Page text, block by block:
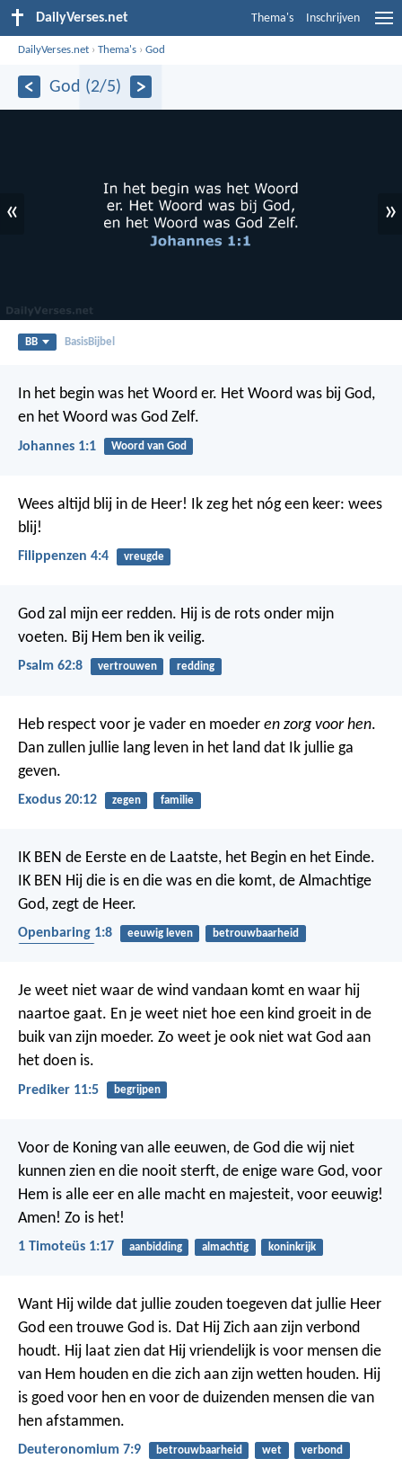
DailyVerses.net Thema's Inschrijven
DailyVerses.net ›Thema's ›God
God (2/5)
« »
BB BasisBijbel
In het begin was het Woord er. Het Woord was bij God,
en het Woord was God Zelf.
Johannes 1:1 Woord van God
Wees altijd blij in de Heer! Ik zeg het nóg een keer: wees
blij!
Filippenzen 4:4 vreugde
God zal mijn eer redden. Hij is de rots onder mijn
voeten. Bij Hem ben ik veilig.
Psalm 62:8 vertrouwen redding
Heb respect voor je vader en moeder en zorg voor hen.
Dan zullen jullie lang leven in het land dat Ik jullie ga
geven.
Exodus 20:12 zegen familie
IK BEN de Eerste en de Laatste, het Begin en het Einde.
IK BEN Hij die is en die was en die komt, de Almachtige
God, zegt de Heer.
Openbaring 1:8 eeuwig leven
betrouwbaarheid
Je weet niet waar de wind vandaan komt en waar hij
naartoe gaat. En je weet niet hoe een kind groeit in de
buik van zijn moeder. Zo weet je ook niet wat God aan
het doen is.
Prediker 11:5 begrijpen
Voor de Koning van alle eeuwen, de God die wij niet
kunnen zien en die nooit sterft, de enige ware God, voor
Hem is alle eer en alle macht en majesteit, voor eeuwig!
Amen! Zo is het!
1 Timoteüs 1:17 aanbidding almachtig koninkrijk
Want Hij wilde dat jullie zouden toegeven dat jullie Heer
God een trouwe God is. Dat Hij Zich aan zijn verbond
houdt. Hij laat zien dat Hij vriendelijk is voor mensen die
van Hem houden en die zich aan zijn wetten houden. Hij
is goed voor hen en voor de duizenden mensen die van
hen afstammen.
Deuteronomium 7:9 betrouwbaarheid wet verbond